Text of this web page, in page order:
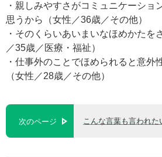
・親しみやすさがコミュニケーショ
思うから（女性／36歳／その他）
・そのくらいあいまいなほめかたを
／35歳／医療・福祉）
・仕事外のことでほめられると意外
（女性／28歳／その他）
次のページ こんな言葉も言われた